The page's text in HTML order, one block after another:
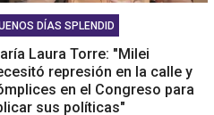
DÍAS SPLENDID
Laura Torre: "Milei
represión en la calle y
en el Congreso para
sus políticas"